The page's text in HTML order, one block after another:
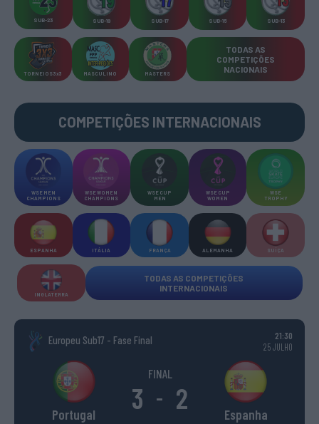
SUB-23 SUB-19 SUB-17 SUB-15 SUB-13
TORNEIOS 3x3 MASCULINO MASTERS
TODAS AS
COMPETIÇÕES
NACIONAIS
COMPETIÇÕES INTERNACIONAIS
WSE MEN
CHAMPIONS
WSE WOMEN
CHAMPIONS
WSE CUP
MEN
WSE CUP
WOMEN
WSE
TROPHY
ESPANHA ITÁLIA FRANÇA ALEMANHA SUÍÇA
INGLATERRA
TODAS AS COMPETIÇÕES
INTERNACIONAIS
Europeu Sub17 - Fase Final
21:30
25 JULHO
Portugal
FINAL
3 - 2 Espanha